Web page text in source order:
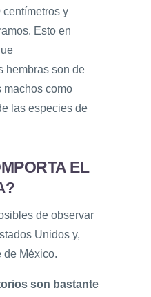
y
Esto en
hembras son de
machos como
las especies de
EL
de observar
Unidos y,
de México.
son bastante